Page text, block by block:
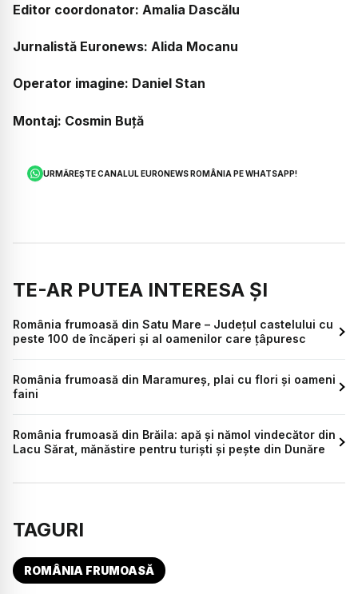
Editor coordonator: Amalia Dascălu
Jurnalistă Euronews: Alida Mocanu
Operator imagine: Daniel Stan
Montaj: Cosmin Buță
URMĂREȘTE CANALUL EURONEWS ROMÂNIA PE WHATSAPP!
TE-AR PUTEA INTERESA ȘI
România frumoasă din Satu Mare – Județul castelului cu
peste 100 de încăperi și al oamenilor care țâpuresc
România frumoasă din Maramureș, plai cu flori și oameni
faini
România frumoasă din Brăila: apă și nămol vindecător din
Lacu Sărat, mănăstire pentru turiști și pește din Dunăre
TAGURI
ROMÂNIA FRUMOASĂ